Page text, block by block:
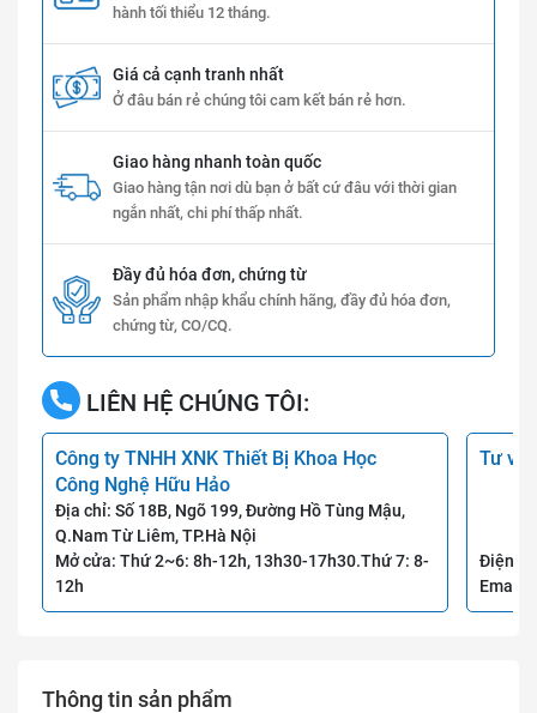
hành tối thiểu 12 tháng.
Giá cả cạnh tranh nhất
Ở đâu bán rẻ chúng tôi cam kết bán rẻ hơn.
Giao hàng nhanh toàn quốc
Giao hàng tận nơi dù bạn ở bất cứ đâu với thời gian
ngắn nhất, chi phí thấp nhất.
Đầy đủ hóa đơn, chứng từ
Sản phẩm nhập khẩu chính hãng, đầy đủ hóa đơn,
chứng từ, CO/CQ.
LIÊN HỆ CHÚNG TÔI:
Công ty TNHH XNK Thiết Bị Khoa Học
Công Nghệ Hữu Hảo
Địa chỉ: Số 18B, Ngõ 199, Đường Hồ Tùng Mậu,
Q.Nam Từ Liêm, TP.Hà Nội
Mở cửa: Thứ 2~6: 8h-12h, 13h30-17h30.Thứ 7: 8-
12h
Tư
Điện
Email:
Thông tin sản phẩm